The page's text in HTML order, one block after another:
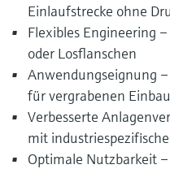
Einlaufstrecke ohne
Flexibles Engineering
oder Losflanschen
Anwendungseignung
für vergrabenen
Verbesserte
mit
Optimale Nutzbarkeit